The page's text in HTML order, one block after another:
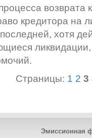
возврата
кредитора на
хотя
Страницы: 1 2 3
Эмиссионная